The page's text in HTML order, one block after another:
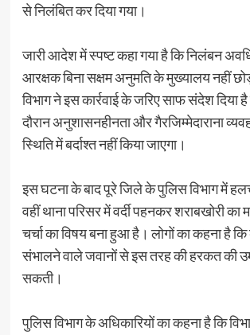
से निलंबित कर दिया गया।
जारी आदेश में स्पष्ट कहा गया है कि निलंबन
आरक्षक बिना सक्षम अनुमति के मुख्यालय नहीं
विभाग ने इस कार्रवाई के जरिए साफ संदेश दिया
दौरान अनुशासनहीनता और गैरजिम्मेदाराना
स्थिति में बर्दाश्त नहीं किया जाएगा।
इस घटना के बाद पूरे जिले के पुलिस विभाग में
वहीं थाना परिसर में वर्दी पहनकर शराबखोरी का
चर्चा का विषय बना हुआ है। लोगों का कहना है
संभालने वाले जवानों से इस तरह की हरकत की
सकती।
पुलिस विभाग के अधिकारियों का कहना है कि